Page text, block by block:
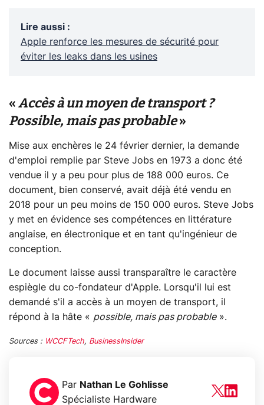
Lire aussi :
Apple renforce les mesures de sécurité pour
éviter les leaks dans les usines
«Accès à un moyen de transport ?
Possible, mais pas probable»
Mise aux enchères le 24 février dernier, la demande
d'emploi remplie par Steve Jobs en 1973 a donc été
vendue il y a peu pour plus de 188 000 euros. Ce
document, bien conservé, avait déjà été vendu en
2018 pour un peu moins de 150 000 euros. Steve Jobs
y met en évidence ses compétences en littérature
anglaise, en électronique et en tant qu'ingénieur de
conception.
Le document laisse aussi transparaître le caractère
espiègle du co-fondateur d'Apple. Lorsqu'il lui est
demandé s'il a accès à un moyen de transport, il
répond à la hâte « possible, mais pas probable».
Sources : WCCFTech, BusinessInsider
Par Nathan Le Gohlisse
Spécialiste Hardware